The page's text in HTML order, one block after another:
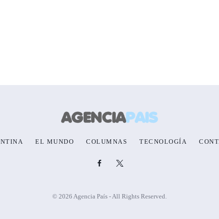
EL MUNDO COLUMNAS TECNOLOGÍA
© 2026 Agencia País - All Rights Reserved.